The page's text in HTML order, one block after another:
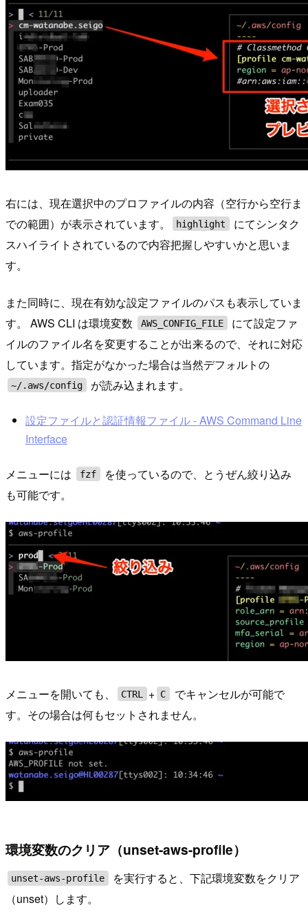
右には、現在選択中のプロファイルの内容（空行から空行ま
での範囲）が表示されています。
highlight
にてシンタク
スハイライトされているので内容把握しやすいかと思いま
す。
また同時に、現在有効な設定ファイルのパスも表示していま
す。 AWS CLI は環境変数
AWS_CONFIG_FILE
にて設定ファ
イルのファイル名を変更することが出来るので、それに対応
しています。指定がなかった場合は当然デフォルトの
~/.aws/config が読み込まれます。
設定ファイルと認証情報ファイル - AWS Command Line
Interface
メニューには fzf
を使っているので、とうぜん絞り込み
も可能です。
メニューを開いても、 CTRL + C
でキャンセルが可能で
す。その場合は何もセットされません。
環境変数のクリア（unset-aws-profile）
unset-aws-profile
を実行すると、下記環境変数をクリア
（unset）します。